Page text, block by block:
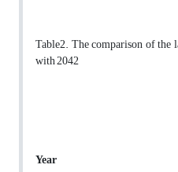
Table2. The comparison of the
with 2042
Year